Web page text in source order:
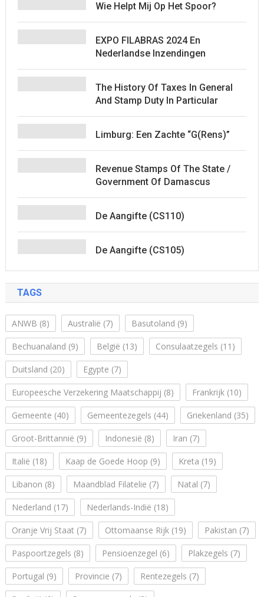
Wie Helpt Mij Op Het Spoor?
EXPO FILABRAS 2024 En
Nederlandse Inzendingen
The History Of Taxes In General
And Stamp Duty In Particular
Limburg: Een Zachte “G(rens)”
Revenue Stamps Of The State /
Government Of Damascus
De Aangifte (CS110)
De Aangifte (CS105)
TAGS
ANWB (8) Australië (7) Basutoland (9)
Bechuanaland (9) België (13) Consulaatzegels (11)
Duitsland (20) Egypte (7)
Europeesche Verzekering Maatschappij (8) Frankrijk(10)
Gemeente (40) Gemeentezegels (44) Griekenland (35)
Groot-Brittannië (9) Indonesië (8) Iran (7)
Italië (18) Kaap de Goede Hoop (9) Kreta (19)
Libanon (8) Maandblad Filatelie (7) Natal (7)
Nederland (17) Nederlands-Indië (18)
Oranje Vrij Staat (7) Ottomaanse Rijk(19) Pakistan (7)
Paspoortzegels (8) Pensioenzegel (6) Plakzegels (7)
Portugal (9) Provincie (7) Rentezegels (7)